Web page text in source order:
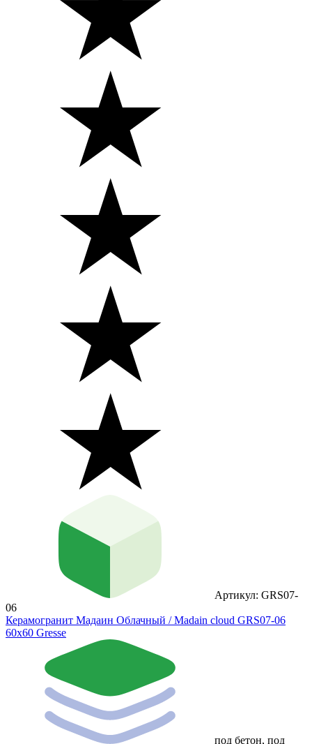
Артикул: GRS07-
06
Керамогранит Мадаин Облачный / Madain cloud GRS07-06
60х60 Gresse
под бетон, под